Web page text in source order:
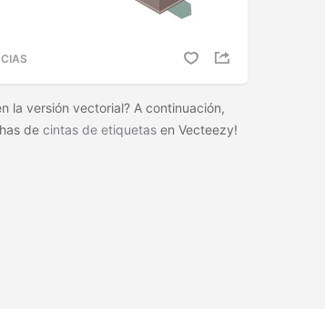
la versión vectorial? A continuación,
de cintas de etiquetas en Vecteezy!